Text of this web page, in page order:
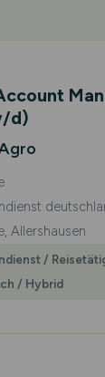
d)
Allershausen
/
/ Hybrid